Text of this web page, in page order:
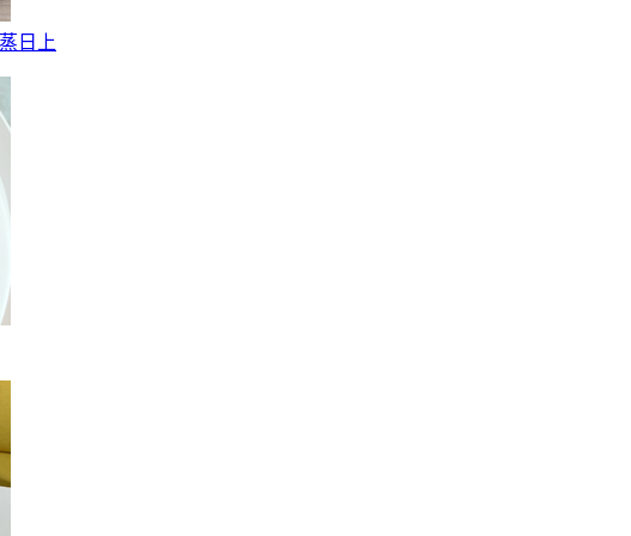
日上